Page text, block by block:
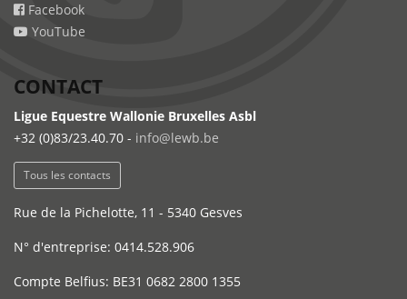
Facebook
YouTube
CONTACT
Ligue Equestre Wallonie Bruxelles Asbl
+32 (0)83/23.40.70 - info@lewb.be
Tous les contacts
Rue de la Pichelotte, 11 - 5340 Gesves
N° d'entreprise: 0414.528.906
Compte Belfius: BE31 0682 2800 1355